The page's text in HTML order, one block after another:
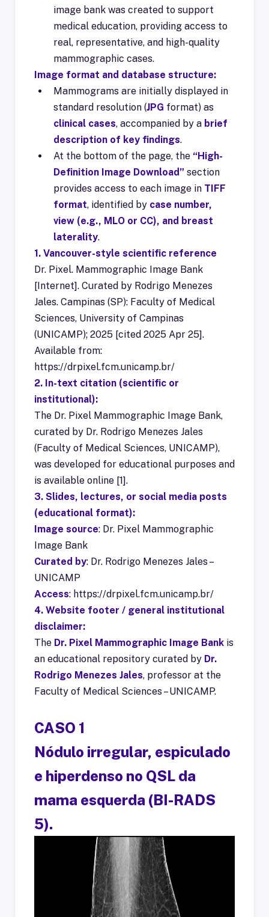
image bank was created to support
medical education, providing access to
real, representative, and high-quality
mammographic cases.
Image format and database structure:
Mammograms are initially displayed in
standard resolution (JPG format) as
clinical cases, accompanied by a brief
description of key findings.
At the bottom of the page, the “High-
Definition Image Download” section
provides access to each image in TIFF
format, identified by case number,
view (e.g., MLO or CC), and breast
laterality.
1. Vancouver-style scientific reference
Dr. Pixel. Mammographic Image Bank
[Internet]. Curated by Rodrigo Menezes
Jales. Campinas (SP): Faculty of Medical
Sciences, University of Campinas
(UNICAMP); 2025 [cited 2025 Apr 25].
Available from:
https://drpixel.fcm.unicamp.br/
2. In-text citation (scientific or
institutional):
The Dr. Pixel Mammographic Image Bank,
curated by Dr. Rodrigo Menezes Jales
(Faculty of Medical Sciences, UNICAMP),
was developed for educational purposes and
is available online [1].
3. Slides, lectures, or social media posts
(educational format):
Image source: Dr. Pixel Mammographic
Image Bank
Curated by: Dr. Rodrigo Menezes Jales –
UNICAMP
Access: https://drpixel.fcm.unicamp.br/
4. Website footer / general institutional
disclaimer:
The Dr. Pixel Mammographic Image Bank is
an educational repository curated by Dr.
Rodrigo Menezes Jales, professor at the
Faculty of Medical Sciences – UNICAMP.
CASO 1
Nódulo irregular, espiculado
e hiperdenso no QSL da
mama esquerda (BI-RADS
5).